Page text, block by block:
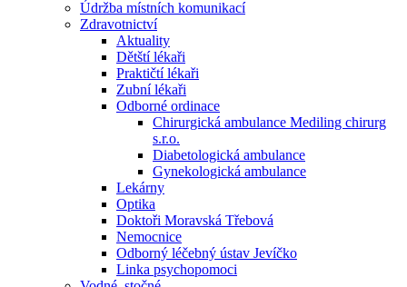
Údržba místních komunikací
Zdravotnictví
Aktuality
Dětští lékaři
Praktičtí lékaři
Zubní lékaři
Odborné ordinace
Chirurgická ambulance Mediling chirurg
s.r.o.
Diabetologická ambulance
Gynekologická ambulance
Lekárny
Optika
Doktoři Moravská Třebová
Nemocnice
Odborný léčebný ústav Jevíčko
Linka psychopomoci